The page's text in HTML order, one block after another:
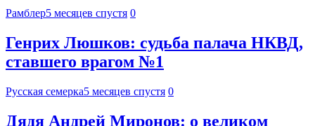
Рамблер5 месяцев спустя 0
Генрих Люшков: судьба палача НКВД,
ставшего врагом №1
Русская семерка5 месяцев спустя 0
Дядя Андрей Миронов: о великом